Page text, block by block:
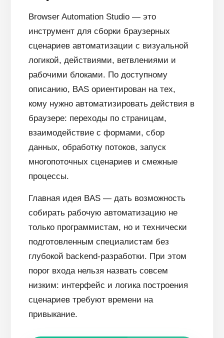
Browser Automation Studio — это
инструмент для сборки браузерных
сценариев автоматизации с визуальной
логикой, действиями, ветвлениями и
рабочими блоками. По доступному
описанию, BAS ориентирован на тех,
кому нужно автоматизировать действия в
браузере: переходы по страницам,
взаимодействие с формами, сбор
данных, обработку потоков, запуск
многопоточных сценариев и смежные
процессы.
Главная идея BAS — дать возможность
собирать рабочую автоматизацию не
только программистам, но и технически
подготовленным специалистам без
глубокой backend-разработки. При этом
порог входа нельзя назвать совсем
низким: интерфейс и логика построения
сценариев требуют времени на
привыкание.